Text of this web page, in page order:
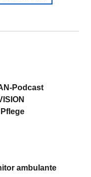
Podcast
ambulante